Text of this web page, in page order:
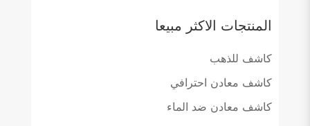
المنتجات الاكثر مبيعا
كاشف للذهب
كاشف معادن احترافي
كاشف معادن ضد الماء